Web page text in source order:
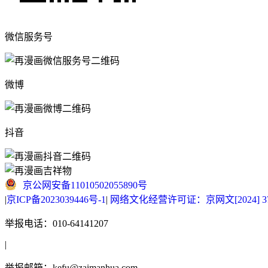
微信服务号
微博
抖音
京公网安备11010502055890号
|京ICP备2023039446号-1 | 网络文化经营许可证：京网文[2024]
举报电话：010-64141207
|